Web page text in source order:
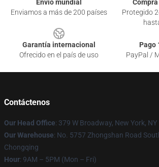
Envío mundial
Enviamos a más de 200 países
Protegido
Garantía internacional
Ofrecido en el país de uso
Pago
PayPal /
Contáctenos
Our Head Office: 379 W Broadway, New York,
Our Warehouse: No. 5757 Zhongshan Road
Chongqing
Hour: 9AM – 5PM (Mon – Fri)